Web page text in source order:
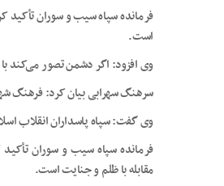
فرمانده سپاه سیب و سوران تأکید
است.
وی افزود: اگر دشمن تصور می‌کند
سرهنگ سهرابی بیان کرد: فرهنگ
وی گفت: سپاه پاسداران انقلاب
فرمانده سپاه سیب و سوران
مقابله با ظلم و جنایت است.